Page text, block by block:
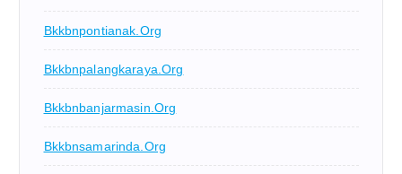
Bkkbnpontianak.org
Bkkbnpalangkaraya.org
Bkkbnbanjarmasin.org
Bkkbnsamarinda.org